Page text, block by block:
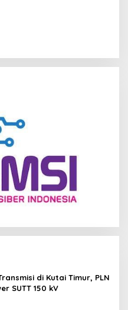
di Kutai Timur, PLN
SUTT 150 kV